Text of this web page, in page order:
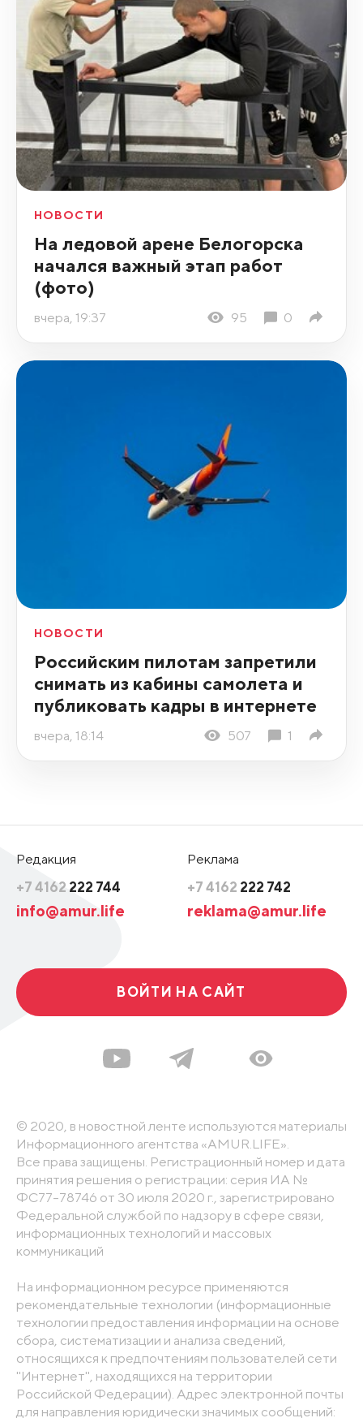
НОВОСТИ
На ледовой арене Белогорска
начался важный этап работ
(фото)
вчера, 19:37 95 0
НОВОСТИ
Российским пилотам запретили
снимать из кабины самолета и
публиковать кадры в интернете
вчера, 18:14 507 1
Редакция
+7 4162 222 744
info@amur.life
Реклама
+7 4162 222 742
reklama@amur.life
ВОЙТИ НА САЙТ
© 2020, в новостной ленте используются материалы
Информационного агентства «AMUR.LIFE».
Все права защищены. Регистрационный номер и дата
принятия решения о регистрации: серия ИА №
ФС77-78746 от 30 июля 2020 г., зарегистрировано
Федеральной службой по надзору в сфере связи,
информационных технологий и массовых
коммуникаций
На информационном ресурсе применяются
рекомендательные технологии (информационные
технологии предоставления информации на основе
сбора, систематизации и анализа сведений,
относящихся к предпочтениям пользователей сети
"Интернет", находящихся на территории
Российской Федерации). Адрес электронной почты
для направления юридически значимых сообщений: